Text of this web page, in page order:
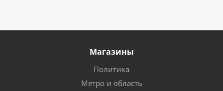
Магазины
Политика
Метро и область